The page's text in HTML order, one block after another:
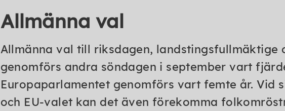
Allmänna val
Allmänna val till riksdagen, landstingsfullmäktige
genomförs andra söndagen i september vart
Europaparlamentet genomförs vart femte år. Vid
och EU-valet kan det även förekomma